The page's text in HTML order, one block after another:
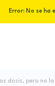
Error: No se ha
dosis, pero no